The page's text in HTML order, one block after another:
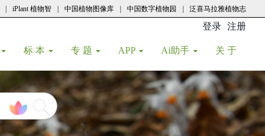
iPlant 植物智 中国植物图像库 中国数字植物园 泛喜马拉雅植物志
登录 注册
标 本 专 题 APP Ai助手 关 于